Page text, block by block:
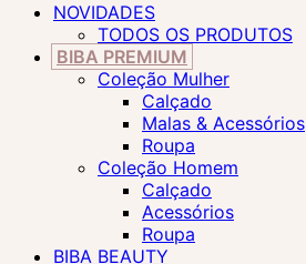
NOVIDADES
TODOS OS PRODUTOS
BIBA PREMIUM
Coleção Mulher
Calçado
Malas & Acessórios
Roupa
Coleção Homem
Calçado
Acessórios
Roupa
BIBA BEAUTY